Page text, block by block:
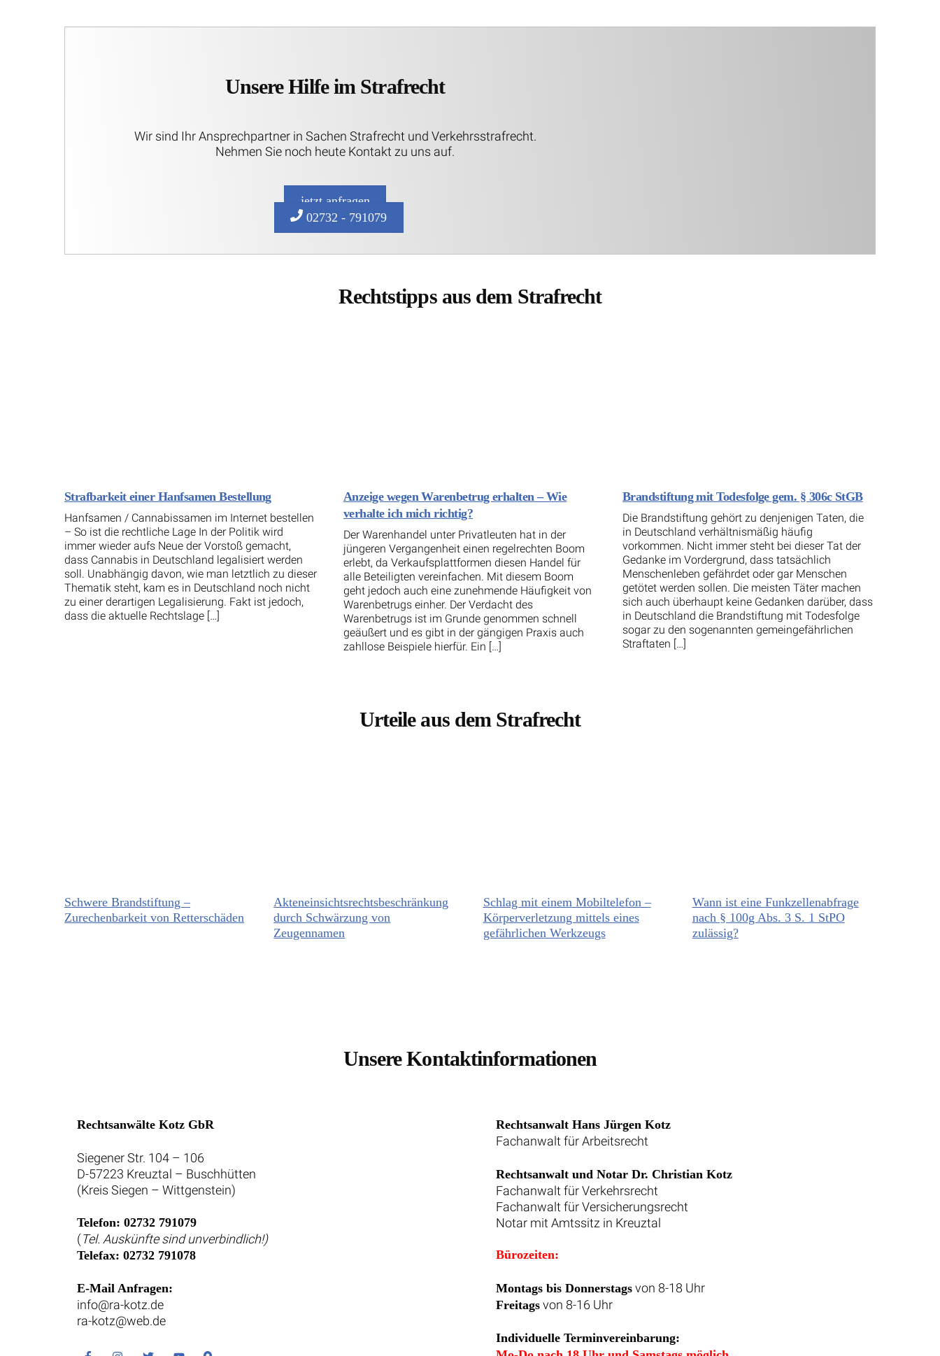
Unsere Hilfe im Strafrecht
Wir sind Ihr Ansprechpartner in Sachen Strafrecht und Verkehrsstrafrecht.
Nehmen Sie noch heute Kontakt zu uns auf.
jetzt anfragen
02732 - 791079
Rechtstipps aus dem Strafrecht
Strafbarkeit einer Hanfsamen Bestellung
Hanfsamen / Cannabissamen im Internet bestellen
– So ist die rechtliche Lage In der Politik wird
immer wieder aufs Neue der Vorstoß gemacht,
dass Cannabis in Deutschland legalisiert werden
soll. Unabhängig davon, wie man letztlich zu dieser
Thematik steht, kam es in Deutschland noch nicht
zu einer derartigen Legalisierung. Fakt ist jedoch,
dass die aktuelle Rechtslage […]
Anzeige wegen Warenbetrug erhalten – Wie
verhalte ich mich richtig?
Der Warenhandel unter Privatleuten hat in der
jüngeren Vergangenheit einen regelrechten Boom
erlebt, da Verkaufsplattformen diesen Handel für
alle Beteiligten vereinfachen. Mit diesem Boom
geht jedoch auch eine zunehmende Häufigkeit von
Warenbetrugs einher. Der Verdacht des
Warenbetrugs ist im Grunde genommen schnell
geäußert und es gibt in der gängigen Praxis auch
zahllose Beispiele hierfür. Ein […]
Brandstiftung mit Todesfolge gem. § 306c StGB
Die Brandstiftung gehört zu denjenigen Taten, die
in Deutschland verhältnismäßig häufig
vorkommen. Nicht immer steht bei dieser Tat der
Gedanke im Vordergrund, dass tatsächlich
Menschenleben gefährdet oder gar Menschen
getötet werden sollen. Die meisten Täter machen
sich auch überhaupt keine Gedanken darüber, dass
in Deutschland die Brandstiftung mit Todesfolge
sogar zu den sogenannten gemeingefährlichen
Straftaten […]
Urteile aus dem Strafrecht
Schwere Brandstiftung –
Zurechenbarkeit von Retterschäden
Akteneinsichtsrechtsbeschränkung
durch Schwärzung von
Zeugennamen
Schlag mit einem Mobiltelefon –
Körperverletzung mittels eines
gefährlichen Werkzeugs
Wann ist eine Funkzellenabfrage
nach § 100g Abs. 3 S. 1 StPO
zulässig?
Unsere Kontaktinformationen
Rechtsanwälte Kotz GbR
Siegener Str. 104 – 106
D-57223 Kreuztal – Buschhütten
(Kreis Siegen – Wittgenstein)
Telefon: 02732 791079
(Tel. Auskünfte sind unverbindlich!)
Telefax: 02732 791078
E-Mail Anfragen:
info@ra-kotz.de
ra-kotz@web.de
Rechtsanwalt Hans Jürgen Kotz
Fachanwalt für Arbeitsrecht
Rechtsanwalt und Notar Dr. Christian Kotz
Fachanwalt für Verkehrsrecht
Fachanwalt für Versicherungsrecht
Notar mit Amtssitz in Kreuztal
Bürozeiten:
Montags bis Donnerstagsvon 8-18 Uhr
Freitagsvon 8-16 Uhr
Individuelle Terminvereinbarung: